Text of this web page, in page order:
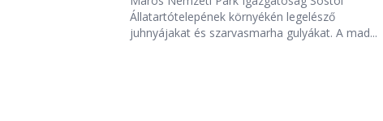
Állatartótelepének környékén legelésző
juhnyájakat és szarvasmarha gulyákat. A mad...